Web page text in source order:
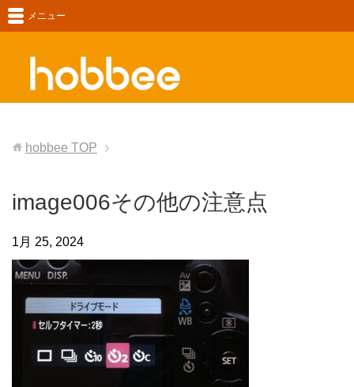
メニュー
hobbee TOP
image006その他の注意点
1月 25, 2024